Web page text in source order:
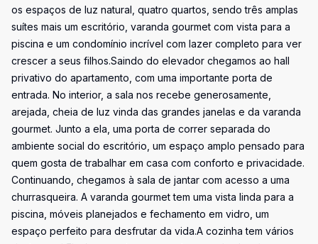
os espaços de luz natural, quatro quartos, sendo três amplas
suítes mais um escritório, varanda gourmet com vista para a
piscina e um condomínio incrível com lazer completo para ver
crescer a seus filhos.Saindo do elevador chegamos ao hall
privativo do apartamento, com uma importante porta de
entrada. No interior, a sala nos recebe generosamente,
arejada, cheia de luz vinda das grandes janelas e da varanda
gourmet. Junto a ela, uma porta de correr separada do
ambiente social do escritório, um espaço amplo pensado para
quem gosta de trabalhar em casa com conforto e privacidade.
Continuando, chegamos à sala de jantar com acesso a uma
churrasqueira. A varanda gourmet tem uma vista linda para a
piscina, móveis planejados e fechamento em vidro, um
espaço perfeito para desfrutar da vida.A cozinha tem vários